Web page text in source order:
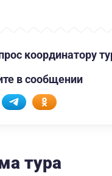
координатору
в сообщении
тура